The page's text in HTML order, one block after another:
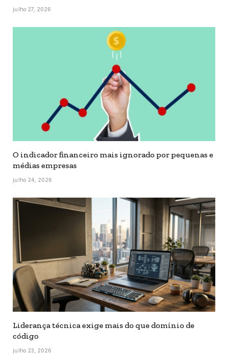
julho 27, 2026
O indicador financeiro mais ignorado por pequenas e
médias empresas
julho 24, 2026
Liderança técnica exige mais do que domínio de
código
julho 23, 2026